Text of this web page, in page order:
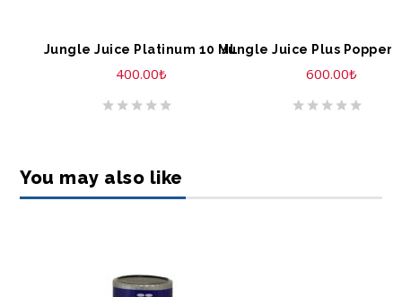
SEPETE EKLE
Jungle Juice Platinum 10 ML
400.00₺
SEPETE EKLE
Jungle Juice Plus Poppers
600.00₺
You may also like